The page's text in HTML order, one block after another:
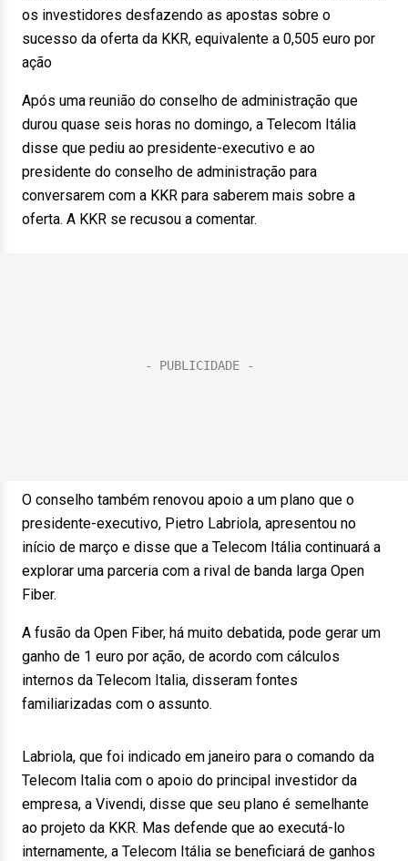
os investidores desfazendo as apostas sobre o
sucesso da oferta da KKR, equivalente a 0,505 euro por
ação
Após uma reunião do conselho de administração que
durou quase seis horas no domingo, a Telecom Itália
disse que pediu ao presidente-executivo e ao
presidente do conselho de administração para
conversarem com a KKR para saberem mais sobre a
oferta. A KKR se recusou a comentar.
O conselho também renovou apoio a um plano que o
presidente-executivo, Pietro Labriola, apresentou no
início de março e disse que a Telecom Itália continuará a
explorar uma parceria com a rival de banda larga Open
Fiber.
A fusão da Open Fiber, há muito debatida, pode gerar um
ganho de 1 euro por ação, de acordo com cálculos
internos da Telecom Italia, disseram fontes
familiarizadas com o assunto.
Labriola, que foi indicado em janeiro para o comando da
Telecom Italia com o apoio do principal investidor da
empresa, a Vivendi, disse que seu plano é semelhante
ao projeto da KKR. Mas defende que ao executá-lo
internamente, a Telecom Itália se beneficiará de ganhos